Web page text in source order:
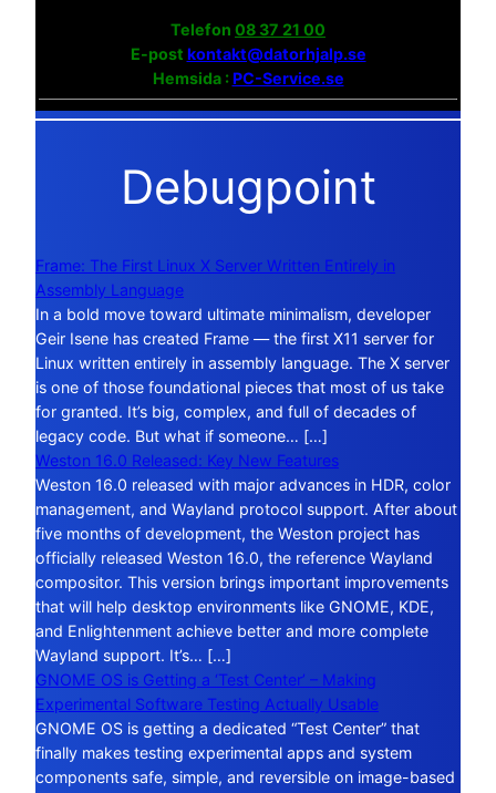
Telefon 08 37 21 00
E-post kontakt@datorhjalp.se
Hemsida :PC-Service.se
Debugpoint
Frame: The First Linux X Server Written Entirely in
Assembly Language
In a bold move toward ultimate minimalism, developer
Geir Isene has created Frame — the first X11 server for
Linux written entirely in assembly language. The X server
is one of those foundational pieces that most of us take
for granted. It’s big, complex, and full of decades of
legacy code. But what if someone… […]
Weston 16.0 Released: Key New Features
Weston 16.0 released with major advances in HDR, color
management, and Wayland protocol support. After about
five months of development, the Weston project has
officially released Weston 16.0, the reference Wayland
compositor. This version brings important improvements
that will help desktop environments like GNOME, KDE,
and Enlightenment achieve better and more complete
Wayland support. It’s… […]
GNOME OS is Getting a ‘Test Center’ – Making
Experimental Software Testing Actually Usable
GNOME OS is getting a dedicated “Test Center” that
finally makes testing experimental apps and system
components safe, simple, and reversible on image-based